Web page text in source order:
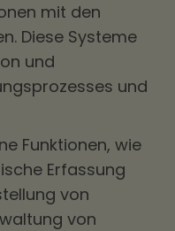
mit den
Diese Systeme
und
und
Funktionen, wie
Erfassung
von
von